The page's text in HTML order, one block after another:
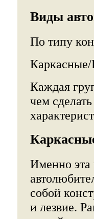
Виды
По типу
Каждая
чем
Именно эта
собой
и лезвие.